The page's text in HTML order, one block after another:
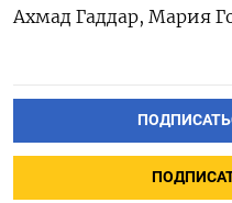
Ахмад Гаддар, Мария